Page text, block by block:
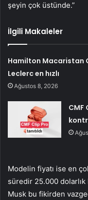
şeyin çok üstünde.”
İlgili Makaleler
Hamilton Macaristan
Leclerc en hızlı
Ağustos 8, 2026
CMF
Modelin fiyatı ise en
süredir 25.000
Musk bu fikirden